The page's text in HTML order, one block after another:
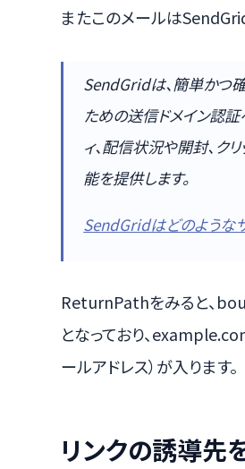
またこのメールは
SendGridは、簡単かつ
ための送信ドメイン認
ィ、配信状況や開封、ク
能を提供します。
SendGridはどのような
ReturnPathをみると、
となっており、
ールアドレス）が入ります。
リンクの誘導先